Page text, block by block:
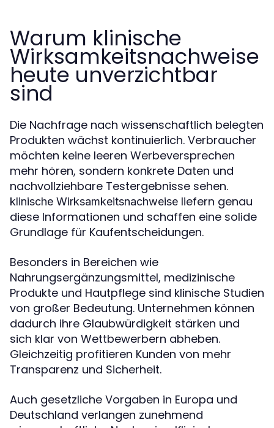
Warum klinische
Wirksamkeitsnachweise
heute unverzichtbar
sind
Die Nachfrage nach wissenschaftlich belegten
Produkten wächst kontinuierlich. Verbraucher
möchten keine leeren Werbeversprechen
mehr hören, sondern konkrete Daten und
nachvollziehbare Testergebnisse sehen.
klinische Wirksamkeitsnachweise liefern genau
diese Informationen und schaffen eine solide
Grundlage für Kaufentscheidungen.
Besonders in Bereichen wie
Nahrungsergänzungsmittel, medizinische
Produkte und Hautpflege sind klinische Studien
von großer Bedeutung. Unternehmen können
dadurch ihre Glaubwürdigkeit stärken und
sich klar von Wettbewerbern abheben.
Gleichzeitig profitieren Kunden von mehr
Transparenz und Sicherheit.
Auch gesetzliche Vorgaben in Europa und
Deutschland verlangen zunehmend